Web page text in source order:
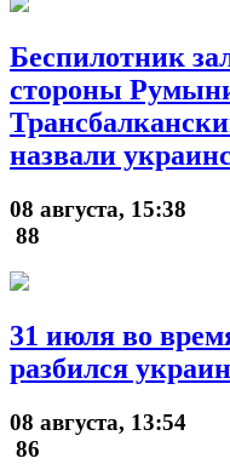
Беспилотник
стороны
назвали
08 августа, 15:38
88
31 июля во
разбился
08 августа, 13:54
86